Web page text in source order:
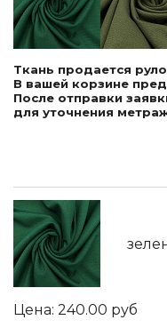
Ткань продается
В вашей корзине
После отправки
для уточнения
240.00 руб